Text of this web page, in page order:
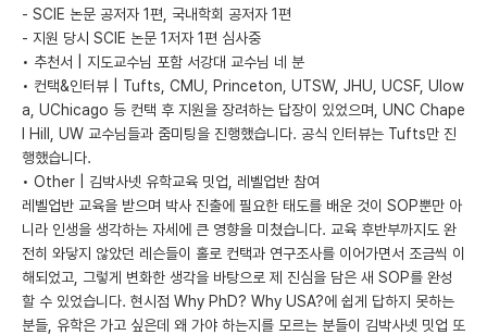
- SCIE 논문 공저자 1편, 국내학회 공저자 1편
- 지원 당시 SCIE 논문 1저자 1편 심사중
• 추천서 | 지도교수님 포함 서강대 교수님 네 분
• 컨택&인터뷰 | Tufts, CMU, Princeton, UTSW, JHU, UCSF, UIow
a, UChicago 등 컨택 후 지원을 장려하는 답장이 있었으며, UNC Chape
l Hill, UW 교수님들과 줌미팅을 진행했습니다. 공식 인터뷰는 Tufts만 진
행했습니다.
• Other | 김박사넷 유학교육 밋업, 레벨업반 참여
레벨업반 교육을 받으며 박사 진출에 필요한 태도를 배운 것이 SOP뿐만 아
니라 인생을 생각하는 자세에 큰 영향을 미쳤습니다. 교육 후반부까지도 완
전히 와닿지 않았던 레슨들이 홀로 컨택과 연구조사를 이어가면서 조금씩 이
해되었고, 그렇게 변화한 생각을 바탕으로 제 진심을 담은 새 SOP를 완성
할 수 있었습니다. 현시점 Why PhD? Why USA?에 쉽게 답하지 못하는
분들, 유학은 가고 싶은데 왜 가야 하는지를 모르는 분들이 김박사넷 밋업 또